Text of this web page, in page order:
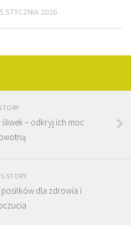
5 STYCZNIA 2026
– odkryj ich moc
STORY
dla zdrowia i